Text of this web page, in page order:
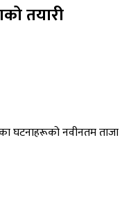
तयारी
घटनाहरूको नवीनतम ताजा